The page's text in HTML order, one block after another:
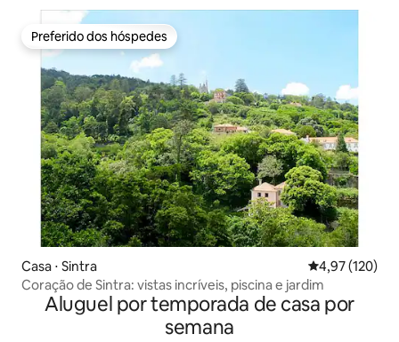
Preferido dos hóspedes
Preferido dos hóspedes
Casa ⋅ Sintra 4,97 de uma
4,97 (120)
Coração de Sintra: vistas incríveis, piscina e jardim
Aluguel por temporada de casa por
semana